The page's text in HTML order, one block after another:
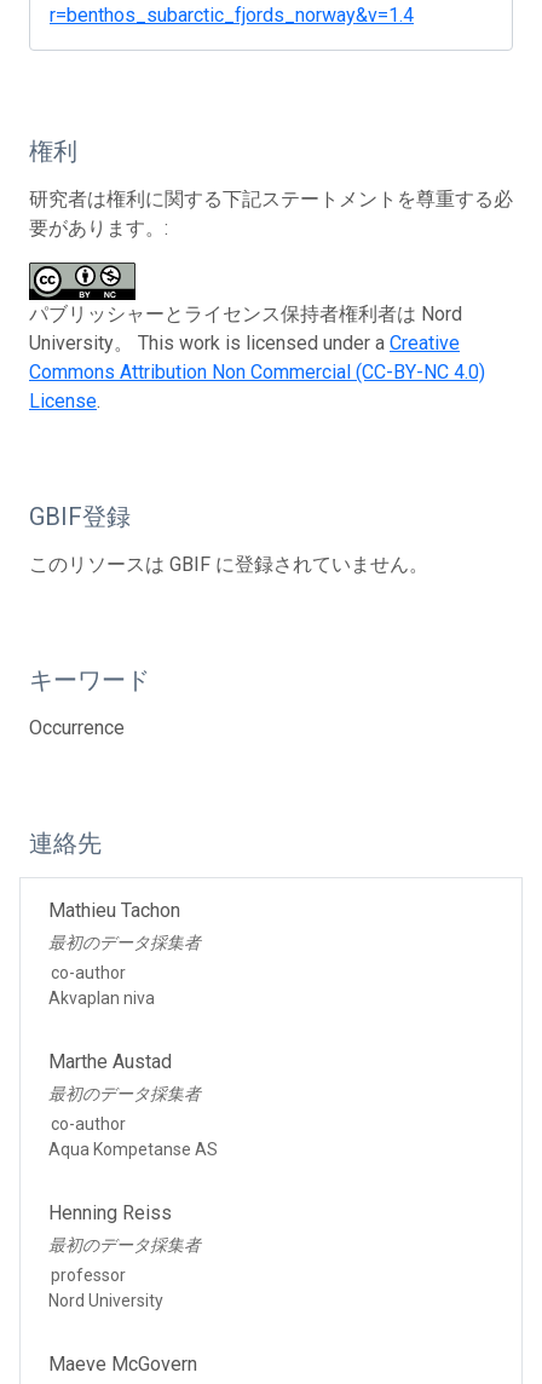
r=benthos_subarctic_fjords_norway&v=1.4
権利
研究者は権利に関する下記ステートメントを尊重する必
要があります。:
パブリッシャーとライセンス保持者権利者は Nord
University。 This work is licensed under a Creative
Commons Attribution Non Commercial (CC-BY-NC 4.0)
License.
GBIF登録
このリソースは GBIF に登録されていません。
キーワード
Occurrence
連絡先
Mathieu Tachon
最初のデータ採集者
co-author
Akvaplan niva
Marthe Austad
最初のデータ採集者
co-author
Aqua Kompetanse AS
Henning Reiss
最初のデータ採集者
professor
Nord University
Maeve McGovern